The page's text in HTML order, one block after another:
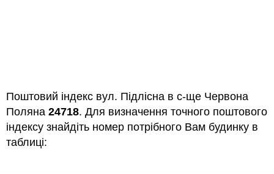
Поштовий індекс вул. Підлісна в с-ще Червона
Поляна 24718. Для визначення точного поштового
індексу знайдіть номер потрібного Вам будинку в
таблиці: